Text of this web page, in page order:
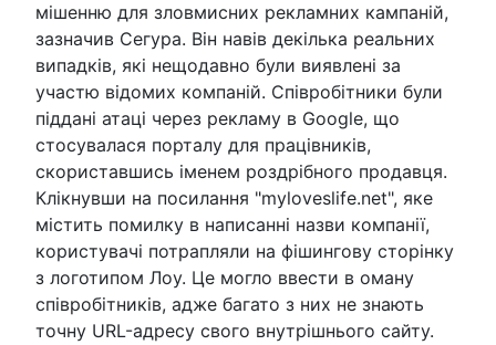
мішенню для зловмисних рекламних кампаній,
зазначив Сегура. Він навів декілька реальних
випадків, які нещодавно були виявлені за
участю відомих компаній. Співробітники були
піддані атаці через рекламу в Google, що
стосувалася порталу для працівників,
скориставшись іменем роздрібного продавця.
Клікнувши на посилання "myloveslife.net", яке
містить помилку в написанні назви компанії,
користувачі потрапляли на фішингову сторінку
з логотипом Лоу. Це могло ввести в оману
співробітників, адже багато з них не знають
точну URL-адресу свого внутрішнього сайту.